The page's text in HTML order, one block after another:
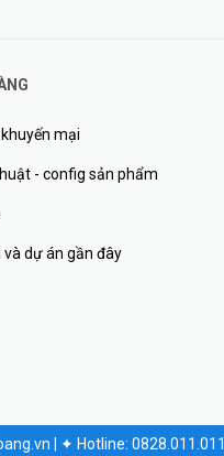
mại
- config sản phẩm
và dự án gần đây
✦ Hotline: 0828.011.011